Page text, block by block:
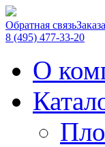
Обратная связь
8 (495) 477-33-20
О